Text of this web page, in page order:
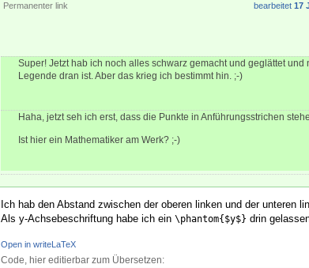
Permanenter link bearbeitet 17
Super! Jetzt hab ich noch alles schwarz gemacht und geglättet
Legende dran ist. Aber das krieg ich bestimmt hin. ;-)
Haha, jetzt seh ich erst, dass die Punkte in Anführungsstrichen
Ist hier ein Mathematiker am Werk? ;-)
Ich hab den Abstand zwischen der oberen linken und der unteren
Als y-Achsebeschriftung habe ich ein \phantom{$y$} drin
Open in writeLaTeX
Code, hier editierbar zum Übersetzen: